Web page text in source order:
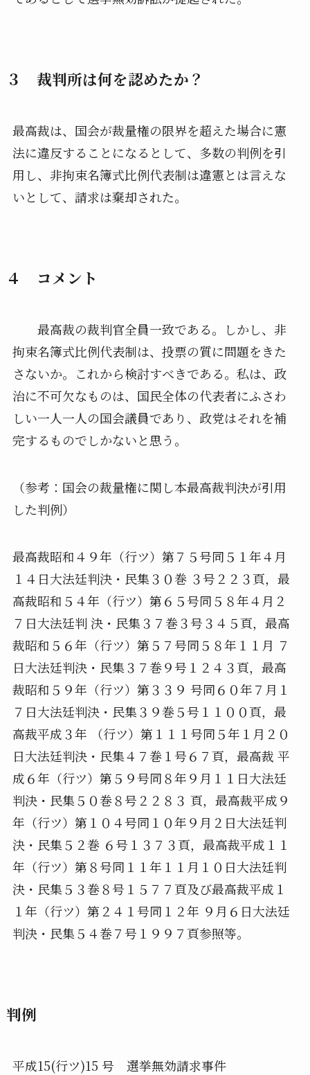
３ 裁判所は何を認めたか？
最高裁は、国会が裁量権の限界を超えた場合に憲
法に違反することになるとして、多数の判例を引
用し、非拘束名簿式比例代表制は違憲とは言えな
いとして、請求は棄却された。
４ コメント
最高裁の裁判官全員一致である。しかし、非
拘束名簿式比例代表制は、投票の質に問題をきた
さないか。これから検討すべきである。私は、政
治に不可欠なものは、国民全体の代表者にふさわ
しい一人一人の国会議員であり、政党はそれを補
完するものでしかないと思う。
（参考：国会の裁量権に関し本最高裁判決が引用
した判例）
最高裁昭和４９年（行ツ）第７５号同５１年４月
１４日大法廷判決・民集３０巻 ３号２２３頁，最
高裁昭和５４年（行ツ）第６５号同５８年４月２
７日大法廷判 決・民集３７巻３号３４５頁，最高
裁昭和５６年（行ツ）第５７号同５８年１１月 ７
日大法廷判決・民集３７巻９号１２４３頁，最高
裁昭和５９年（行ツ）第３３９ 号同６０年７月１
７日大法廷判決・民集３９巻５号１１００頁，最
高裁平成３年 （行ツ）第１１１号同５年１月２０
日大法廷判決・民集４７巻１号６７頁，最高裁 平
成６年（行ツ）第５９号同８年９月１１日大法廷
判決・民集５０巻８号２２８３ 頁，最高裁平成９
年（行ツ）第１０４号同１０年９月２日大法廷判
決・民集５２巻 ６号１３７３頁，最高裁平成１１
年（行ツ）第８号同１１年１１月１０日大法廷判
決・民集５３巻８号１５７７頁及び最高裁平成１
１年（行ツ）第２４１号同１２年 ９月６日大法廷
判決・民集５４巻７号１９９７頁参照等。
判例
平成15(行ツ)15 号 選挙無効請求事件